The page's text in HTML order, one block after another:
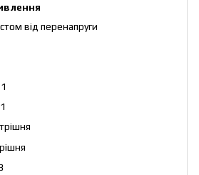
від перенапруги